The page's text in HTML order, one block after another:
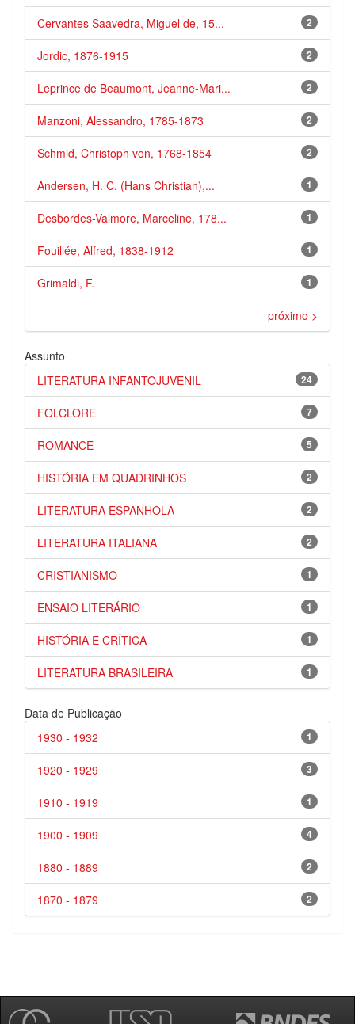
2
Cervantes Saavedra, Miguel de, 15...
2
Jordic, 1876-1915
2
Leprince de Beaumont, Jeanne-Mari...
2
Manzoni, Alessandro, 1785-1873
2
Schmid, Christoph von, 1768-1854
1
Andersen, H. C. (Hans Christian),...
1
Desbordes-Valmore, Marceline, 178...
1
Fouillée, Alfred, 1838-1912
1
Grimaldi, F.
próximo >
Assunto
24
LITERATURA INFANTOJUVENIL
7
FOLCLORE
5
ROMANCE
2
HISTÓRIA EM QUADRINHOS
2
LITERATURA ESPANHOLA
2
LITERATURA ITALIANA
1
CRISTIANISMO
1
ENSAIO LITERÁRIO
1
HISTÓRIA E CRÍTICA
1
LITERATURA BRASILEIRA
Data de Publicação
1
1930 - 1932
3
1920 - 1929
1
1910 - 1919
4
1900 - 1909
2
1880 - 1889
2
1870 - 1879